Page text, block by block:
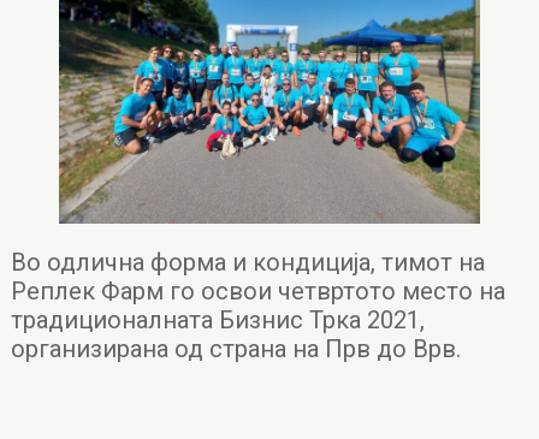
Во одлична форма и кондиција, тимот на
Реплек Фарм го освои четвртото место на
традиционалната Бизнис Трка 2021,
организирана од страна на Прв до Врв.